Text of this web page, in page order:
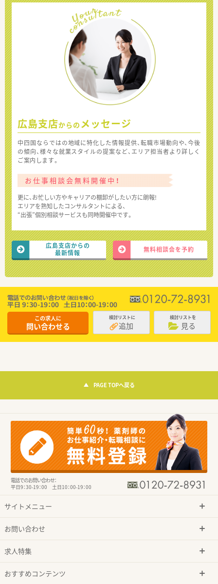
広島支店からの メッセージ
中四国ならではの地域に特化した情報提供、転職市場動向や、今後
の傾向、様々な就業スタイルの提案など、エリア担当者より詳しく
ご案内します。
お仕事相談会無料開催中！
更に、お忙しい方やキャリアの棚卸がしたい方に朗報!
エリアを熟知したコンサルタントによる、
“出張”個別相談サービスも同時開催中です。
広島支店からの
最新情報
無料相談会を予約
この求人に
問い合わせる
検討リストに
追加
検討リストを
見る
PAGE TOPへ戻る
電話でのお問い合わせ：
平日9：30-19：00 土日10：00-19：00
サイトメニュー
お問い合わせ
求人特集
おすすめコンテンツ